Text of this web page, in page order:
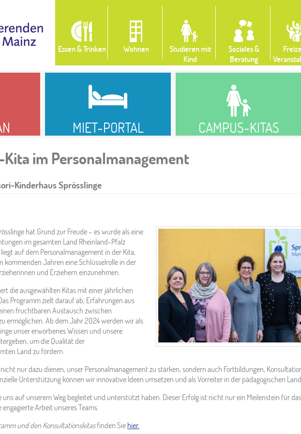
Essen & Trinken Wohnen
Studieren mit
Kind
Soziales &
Beratung
MIET-PORTAL CAMPUS-KITAS
im Personalmanagement
Kinderhaus Sprösslinge
hat Grund zur Freude – es wurde als eine
im gesamten Land Rheinland-Pfalz
auf dem Personalmanagement in der Kita,
kommenden Jahren eine Schlüsselrolle in der
und Erziehern einzunehmen.
die ausgewählten Kitas mit einer jährlichen
Programm zielt darauf ab, Erfahrungen aus
fruchtbaren Austausch zwischen
ermöglichen. Ab dem Jahr 2024 werden wir als
unser erworbenes Wissen und unsere
um die Qualität der
Land zu fördern.
nur dazu dienen, unser Personalmanagement zu stärken, sondern auch Fortbildungen,
Unterstützung können wir innovative Ideen umsetzen und als Vorreiter in der pädagogischen
auf unserem Weg begleitet und unterstützt haben. Dieser Erfolg ist nicht nur ein Meilenstein für
Arbeit unseres Teams.
und den Konsultationskitasfinden Siehier.